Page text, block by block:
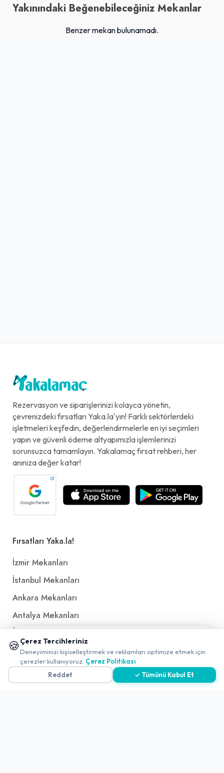
Yakınındaki Beğenebileceğiniz Mekanlar
Benzer mekan bulunamadı.
Rezervasyon ve siparişlerinizi kolayca yönetin,
çevrenizdeki fırsatları Yaka.la'yın! Farklı sektörlerdeki
işletmeleri keşfedin, değerlendirmelerle en iyi seçimleri
yapın ve güvenli ödeme altyapımızla işlemlerinizi
sorunsuzca tamamlayın. Yakalamaç fırsat rehberi, her
anınıza değer katar!
Fırsatları Yaka.la!
İzmir Mekanları
İstanbul Mekanları
Ankara Mekanları
Antalya Mekanları
Politikalar ve Şartlar
Çerez Politikası
🍪 Çerez Tercihleriniz
Deneyiminizi kişiselleştirmek ve reklamları optimize etmek için
çerezler kullanıyoruz. Çerez Politikası
Reddet
✓ Tümünü Kabul Et
📱 Mobil uygulamamızı keşfedin!
✖